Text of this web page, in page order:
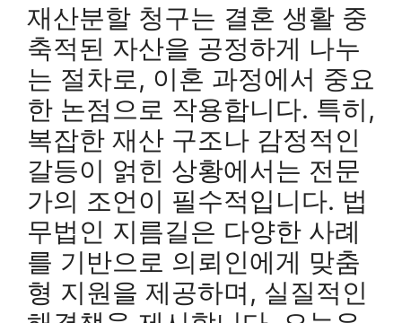
재산분할 청구는 결혼 생활 중
축적된 자산을 공정하게 나누
는 절차로, 이혼 과정에서 중요
한 논점으로 작용합니다. 특히,
복잡한 재산 구조나 감정적인
갈등이 얽힌 상황에서는 전문
가의 조언이 필수적입니다. 법
무법인 지름길은 다양한 사례
를 기반으로 의뢰인에게 맞춤
형 지원을 제공하며, 실질적인